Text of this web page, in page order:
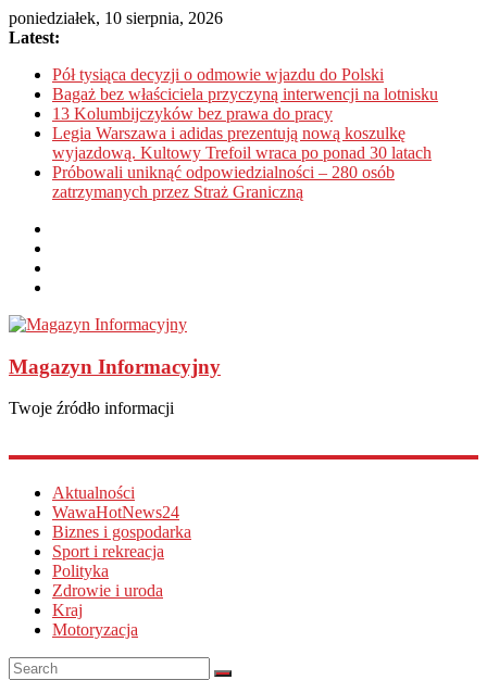
poniedziałek, 10 sierpnia, 2026
Latest:
Pół tysiąca decyzji o odmowie wjazdu do Polski
Bagaż bez właściciela przyczyną interwencji na lotnisku
13 Kolumbijczyków bez prawa do pracy
Legia Warszawa i adidas prezentują nową koszulkę
wyjazdową. Kultowy Trefoil wraca po ponad 30 latach
Próbowali uniknąć odpowiedzialności – 280 osób
zatrzymanych przez Straż Graniczną
Magazyn Informacyjny
Twoje źródło informacji
Aktualności
WawaHotNews24
Biznes i gospodarka
Sport i rekreacja
Polityka
Zdrowie i uroda
Kraj
Motoryzacja